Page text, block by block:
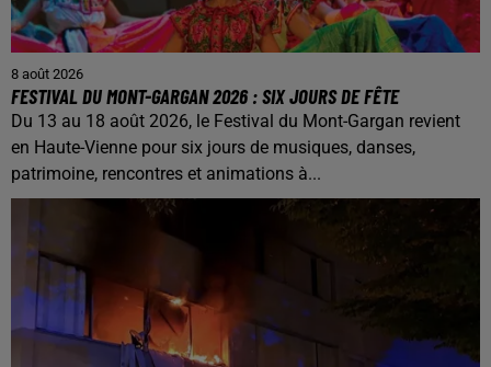
8 août 2026
FESTIVAL DU MONT-GARGAN 2026 : SIX JOURS DE FÊTE
Du 13 au 18 août 2026, le Festival du Mont-Gargan revient
en Haute-Vienne pour six jours de musiques, danses,
patrimoine, rencontres et animations à...